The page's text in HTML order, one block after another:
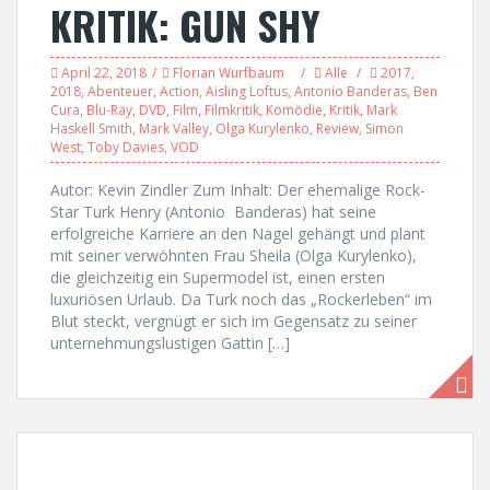
KRITIK: GUN SHY
April 22, 2018 Florian Wurfbaum Alle 2017,
2018, Abenteuer, Action, Aisling Loftus, Antonio Banderas, Ben
Cura, Blu-Ray, DVD, Film, Filmkritik, Komödie, Kritik, Mark
Haskell Smith, Mark Valley, Olga Kurylenko, Review, Simon
West, Toby Davies, VOD
Autor: Kevin Zindler Zum Inhalt: Der ehemalige Rock-
Star Turk Henry (Antonio Banderas) hat seine
erfolgreiche Karriere an den Nagel gehängt und plant
mit seiner verwöhnten Frau Sheila (Olga Kurylenko),
die gleichzeitig ein Supermodel ist, einen ersten
luxuriösen Urlaub. Da Turk noch das „Rockerleben“ im
Blut steckt, vergnügt er sich im Gegensatz zu seiner
unternehmungslustigen Gattin […]